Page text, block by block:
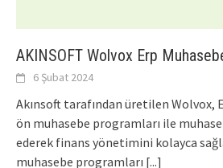
AKINSOFT Wolvox Erp
6 Şubat 2024
Akınsoft tarafından üretilen Wolvox,
ön muhasebe programları ile
ederek finans yönetimini kolayca
muhasebe programları [...]